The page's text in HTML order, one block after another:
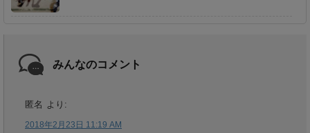
みんなのコメント
匿名 より:
2018年2月23日 11:19 AM